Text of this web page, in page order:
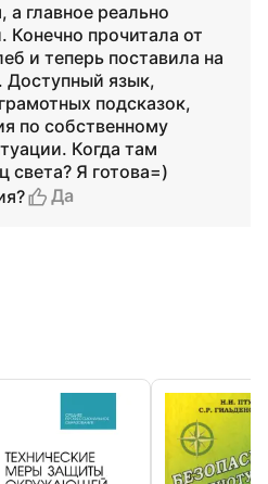
а главное реально
Конечно прочитала от
и теперь поставила на
Доступный язык,
подсказок,
по собственному
Когда там
Я готова=)
Да